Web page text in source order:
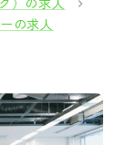
）の求人
の求人